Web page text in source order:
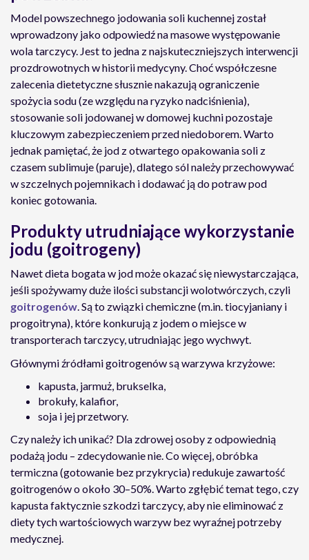
Model powszechnego jodowania soli kuchennej został
wprowadzony jako odpowiedź na masowe występowanie
wola tarczycy. Jest to jedna z najskuteczniejszych interwencji
prozdrowotnych w historii medycyny. Choć współczesne
zalecenia dietetyczne słusznie nakazują ograniczenie
spożycia sodu (ze względu na ryzyko nadciśnienia),
stosowanie soli jodowanej w domowej kuchni pozostaje
kluczowym zabezpieczeniem przed niedoborem. Warto
jednak pamiętać, że jod z otwartego opakowania soli z
czasem sublimuje (paruje), dlatego sól należy przechowywać
w szczelnych pojemnikach i dodawać ją do potraw pod
koniec gotowania.
Produkty utrudniające wykorzystanie
jodu (goitrogeny)
Nawet dieta bogata w jod może okazać się niewystarczająca,
jeśli spożywamy duże ilości substancji wolotwórczych, czyli
goitrogenów. Są to związki chemiczne (m.in. tiocyjaniany i
progoitryna), które konkurują z jodem o miejsce w
transporterach tarczycy, utrudniając jego wychwyt.
Głównymi źródłami goitrogenów są warzywa krzyżowe:
kapusta, jarmuż, brukselka,
brokuły, kalafior,
soja i jej przetwory.
Czy należy ich unikać? Dla zdrowej osoby z odpowiednią
podażą jodu – zdecydowanie nie. Co więcej, obróbka
termiczna (gotowanie bez przykrycia) redukuje zawartość
goitrogenów o około 30–50%. Warto zgłębić temat tego, czy
kapusta faktycznie szkodzi tarczycy, aby nie eliminować z
diety tych wartościowych warzyw bez wyraźnej potrzeby
medycznej.